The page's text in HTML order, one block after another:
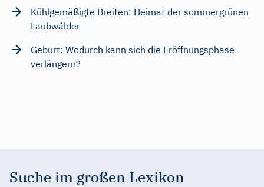
Kühlgemäßigte Breiten: Heimat der sommergrünen
Laubwälder
Geburt: Wodurch kann sich die Eröffnungsphase
verlängern?
Suche im großen Lexikon